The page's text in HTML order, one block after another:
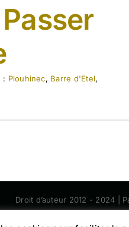
: Plouhinec, Barre d'Etel,
Droit d’auteur 2012 - 2024 |